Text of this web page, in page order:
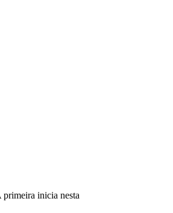
inicia nesta